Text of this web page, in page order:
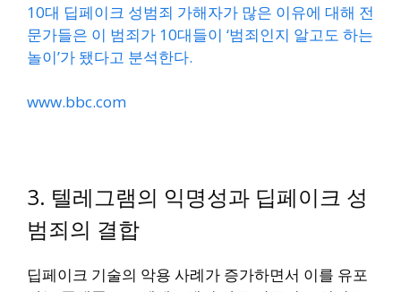
10대 딥페이크 성범죄 가해자가 많은 이유에 대해 전
문가들은 이 범죄가 10대들이 ‘범죄인지 알고도 하는
놀이’가 됐다고 분석한다.
www.bbc.com
3. 텔레그램의 익명성과 딥페이크 성
범죄의 결합
딥페이크 기술의 악용 사례가 증가하면서 이를 유포